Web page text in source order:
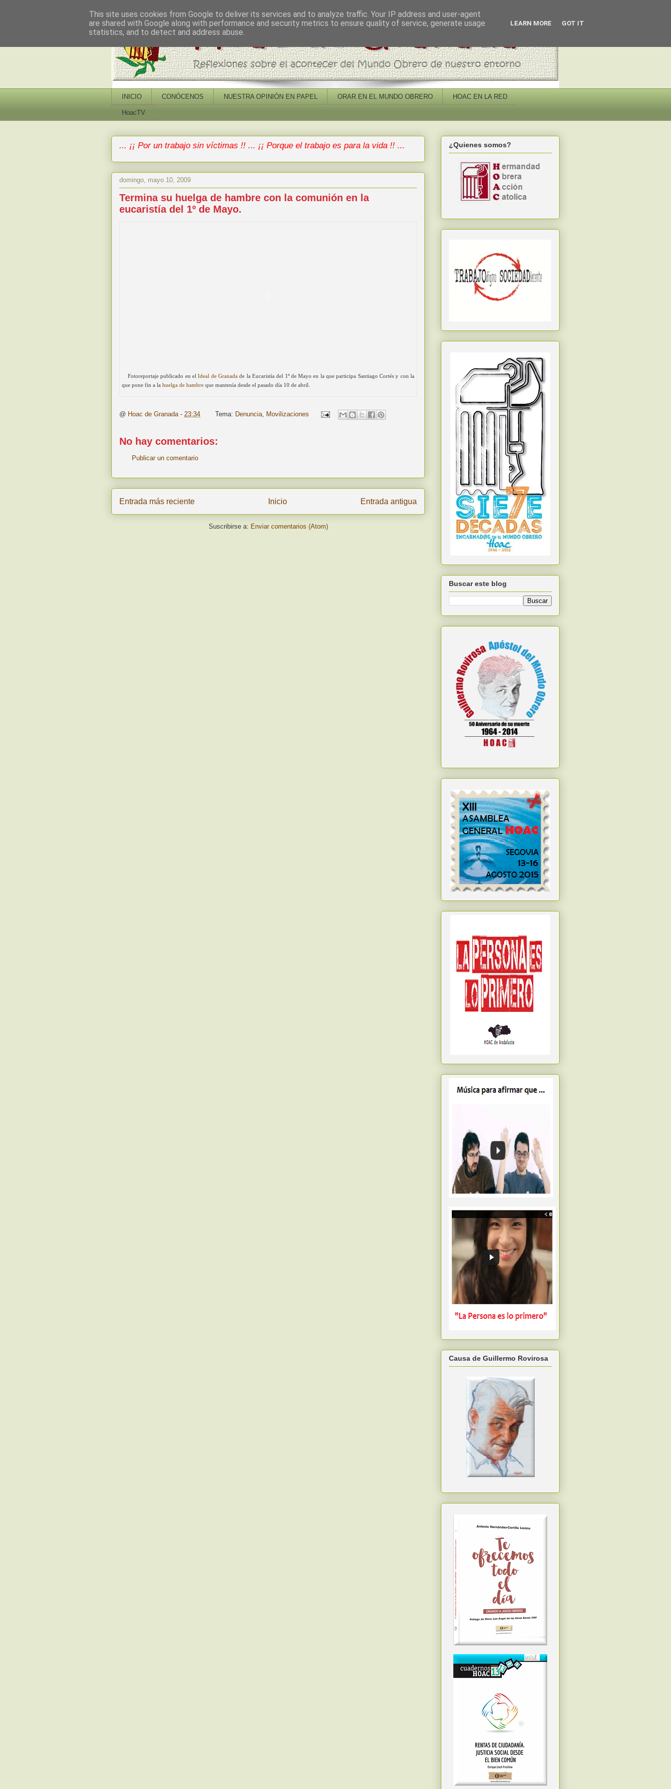
INICIO CONÓCENOS NUESTRA OPINIÓN EN PAPEL ORAR EN EL MUNDO OBRERO HOAC EN LA RED
HoacTV
... ¡¡ Por un trabajo sin víctimas !! ... ¡¡ Porque el trabajo es para la vida !! ...
domingo, mayo 10, 2009
Termina su huelga de hambre con la comunión en la
eucaristía del 1º de Mayo.
Fotoreportaje publicado en elIdeal de Granadade la Eucaristía del 1º de Mayo en la que participa Santiago Cortés y con la
que pone fin a la huelga de hambre que mantenía desde el pasado día 10 de abril.
@ Hoac de Granada - 23:34 Tema: Denuncia, Movilizaciones
No hay comentarios:
Publicar un comentario
Entrada más reciente Entrada antigua
Inicio
Suscribirse a: Enviar comentarios (Atom)
¿Quienes somos?
Buscar este blog
Causa de Guillermo Rovirosa
This site uses cookies from Google to deliver its services and to analyze traffic. Your IP address and user-agent
are shared with Google along with performance and security metrics to ensure quality of service, generate usage
statistics, and to detect and address abuse.
LEARN MORE GOT IT